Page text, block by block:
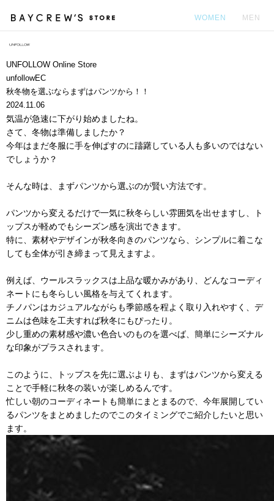
WOMEN MEN
UNFOLLOW Online Store
unfollowEC
秋冬物を選ぶならまずはパンツから！！
2024.11.06
気温が急速に下がり始めましたね。
さて、冬物は準備しましたか？
今年はまだ冬服に手を伸ばすのに躊躇している人も多いのではない
でしょうか？
そんな時は、まずパンツから選ぶのが賢い方法です。
パンツから変えるだけで一気に秋冬らしい雰囲気を出せますし、ト
ップスが軽めでもシーズン感を演出できます。
特に、素材やデザインが秋冬向きのパンツなら、シンプルに着こな
しても全体が引き締まって見えますよ。
例えば、ウールスラックスは上品な暖かみがあり、どんなコーディ
ネートにも冬らしい風格を与えてくれます。
チノパンはカジュアルながらも季節感を程よく取り入れやすく、デ
ニムは色味を工夫すれば秋冬にもぴったり。
少し重めの素材感や濃い色合いのものを選べば、簡単にシーズナル
な印象がプラスされます。
このように、トップスを先に選ぶよりも、まずはパンツから変える
ことで手軽に秋冬の装いが楽しめるんです。
忙しい朝のコーディネートも簡単にまとまるので、今年展開してい
るパンツをまとめましたのでこのタイミングでご紹介したいと思い
ます。